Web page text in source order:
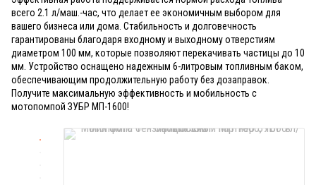
всего 2.1 л/маш.-час, что делает ее экономичным выбором для
вашего бизнеса или дома. Стабильность и долговечность
гарантированы благодаря входному и выходному отверстиям
диаметром 100 мм, которые позволяют перекачивать частицы до 10
мм. Устройство оснащено надежным 6-литровым топливным баком,
обеспечивающим продолжительную работу без дозаправок.
Получите максимальную эффективность и мобильность с
мотопомпой ЗУБР МП-1600!